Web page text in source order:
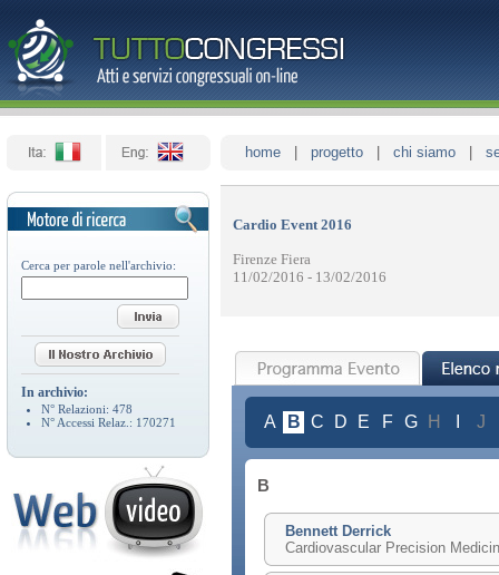
Cerca per parole nell'archivio:
In archivio:
N° Relazioni: 478
N° Accessi Relaz.: 170271
home progetto chi siamo
Cardio Event 2016
Firenze Fiera
11/02/2016 - 13/02/2016
A B C D E F G H J
B
Bennett Derrick
Cardiovascular Precision